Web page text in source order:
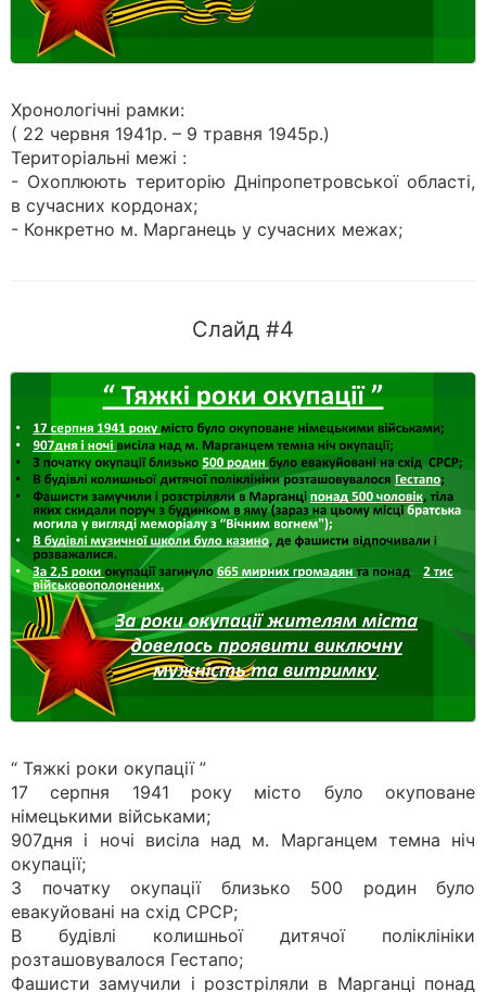
Хронологічні рамки:
( 22 червня 1941р. – 9 травня 1945р.)
Територіальні межі :
- Охоплюють територію Дніпропетровської області,
в сучасних кордонах;
- Конкретно м. Марганець у сучасних межах;
Слайд #4
“ Тяжкі роки окупації ”
17 серпня 1941 року місто було окуповане
німецькими військами;
907дня і ночі висіла над м. Марганцем темна ніч
окупації;
З початку окупації близько 500 родин було
евакуйовані на схід СРСР;
В будівлі колишньої дитячої поліклініки
розташовувалося Гестапо;
Фашисти замучили і розстріляли в Марганці понад